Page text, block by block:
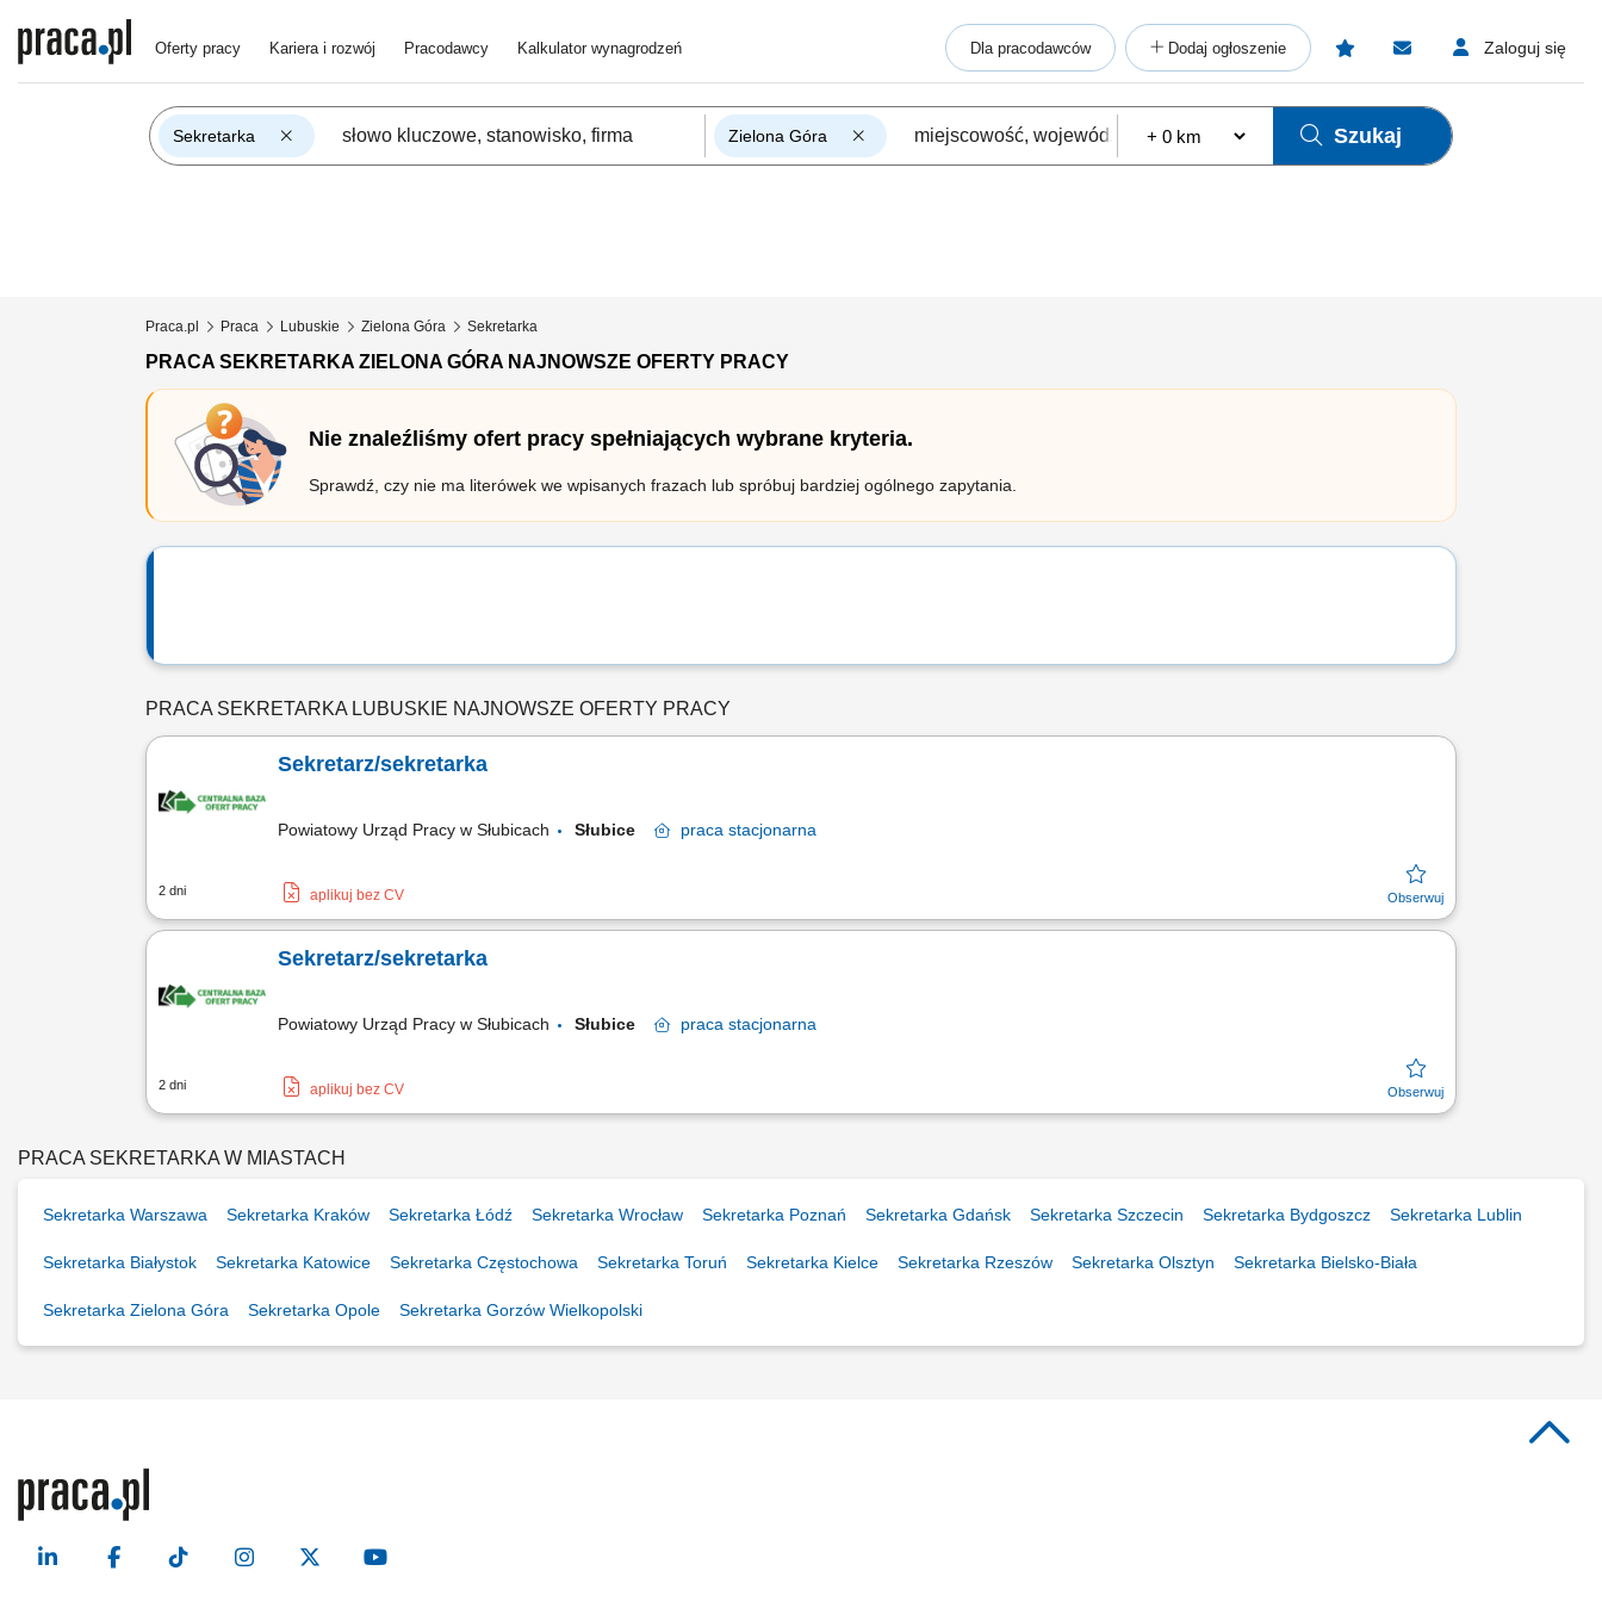
Oferty pracy Kariera i rozwój Pracodawcy Kalkulator wynagrodzeń Dla pracodawców Dodaj ogłoszenie Zaloguj się
Sekretarka Zielona Góra Szukaj
Praca.pl Praca Lubuskie Zielona Góra Sekretarka
PRACA SEKRETARKA ZIELONA GÓRA NAJNOWSZE OFERTY PRACY
Nie znaleźliśmy ofert pracy spełniających wybrane kryteria.
Sprawdź, czy nie ma literówek we wpisanych frazach lub spróbuj bardziej ogólnego zapytania.
PRACA SEKRETARKA LUBUSKIE NAJNOWSZE OFERTY PRACY
Sekretarz/sekretarka
Powiatowy Urząd Pracy w Słubicach Słubice praca stacjonarna
aplikuj bez CV
2 dni
Sekretarz/sekretarka
Powiatowy Urząd Pracy w Słubicach Słubice praca stacjonarna
aplikuj bez CV
2 dni
PRACA SEKRETARKA W MIASTACH
Sekretarka Warszawa Sekretarka Kraków Sekretarka Łódź Sekretarka Wrocław Sekretarka Poznań Sekretarka Gdańsk Sekretarka Szczecin Sekretarka Bydgoszcz Sekretarka Lublin
Sekretarka Białystok Sekretarka Katowice Sekretarka Częstochowa Sekretarka Toruń Sekretarka Kielce Sekretarka Rzeszów Sekretarka Olsztyn Sekretarka Bielsko-Biała
Sekretarka Zielona Góra Sekretarka Opole Sekretarka Gorzów Wielkopolski